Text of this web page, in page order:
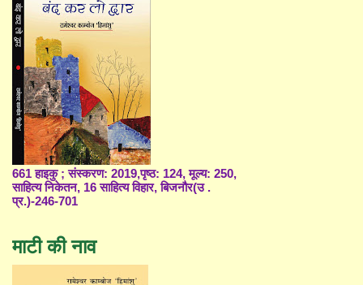
661 हाइकु ; संस्करण: 2019,पृष्ठ: 124, मूल्य: 250,
साहित्य निकेतन, 16 साहित्य विहार, बिजनौर(उ .
प्र.)-246-701
माटी की नाव